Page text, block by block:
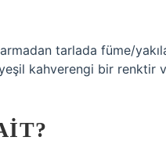
tarlada füme/
kahverengi bir renktir